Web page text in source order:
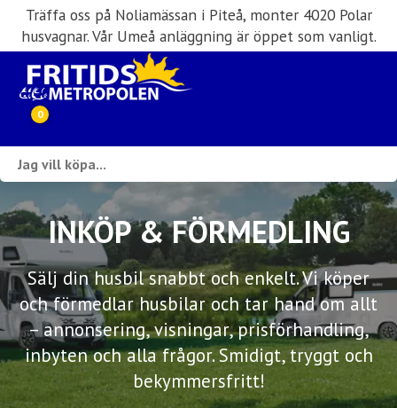
Träffa oss på Noliamässan i Piteå, monter 4020 Polar
husvagnar. Vår Umeå anläggning är öppet som vanligt.
0
Husbilar i lager
Husvagnar i lager
Inköp & förmedling
Husbilsuthyrning
Verkstad
INKÖP & FÖRMEDLING
Sälj din husbil snabbt och enkelt. Vi köper
och förmedlar husbilar och tar hand om allt
– annonsering, visningar, prisförhandling,
inbyten och alla frågor. Smidigt, tryggt och
bekymmersfritt!